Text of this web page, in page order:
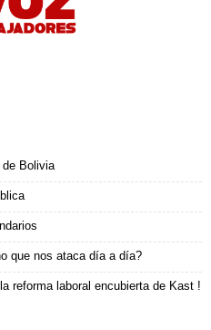
de Bolivia
que nos ataca día a día?
reforma laboral encubierta de Kast !